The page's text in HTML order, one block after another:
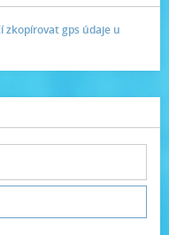
zkopírovat gps údaje u